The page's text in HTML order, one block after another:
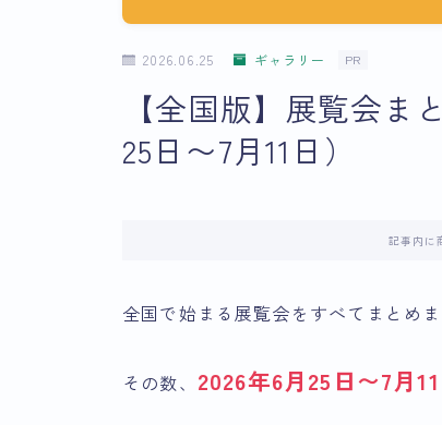
2026.06.25 ギャラリー PR
【全国版】展覧会ま
25日〜7月11日）
記事内に
全国で始まる展覧会をすべてまとめま
その数、 2026年6月25日〜7月